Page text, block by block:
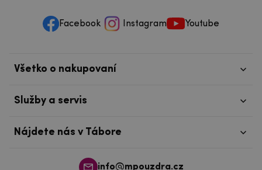
Facebook Instagram Youtube
info@mpouzdra.cz
Všetko o nakupovaní
Služby a servis
Nájdete nás v Tábore